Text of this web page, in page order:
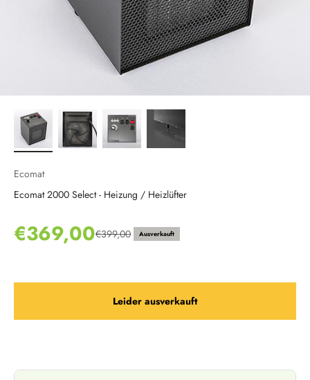
Ecomat
Ecomat 2000 Select - Heizung / Heizlüfter
Angebot
€369,00Regulärer Preis
€399,00 Ausverkauft
Leider ausverkauft